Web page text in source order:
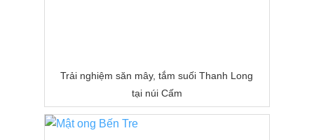
Trải nghiệm săn mây, tắm suối Thanh Long
tại núi Cấm